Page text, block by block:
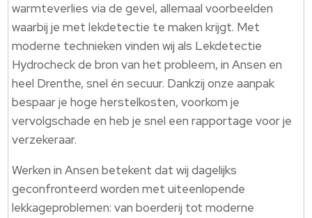
warmteverlies via de gevel, allemaal voorbeelden
waarbij je met lekdetectie te maken krijgt.​ Met
moderne technieken vinden wij als Lekdetectie
Hydrocheck de bron van het probleem, in Ansen en
heel Drenthe, snel én secuur.​ Dankzij onze aanpak
bespaar je hoge herstelkosten, voorkom je
vervolgschade en heb je snel een rapportage voor je
verzekeraar.​
Werken in Ansen betekent dat wij dagelijks
geconfronteerd worden met uiteenlopende
lekkageproblemen: van boerderij tot moderne